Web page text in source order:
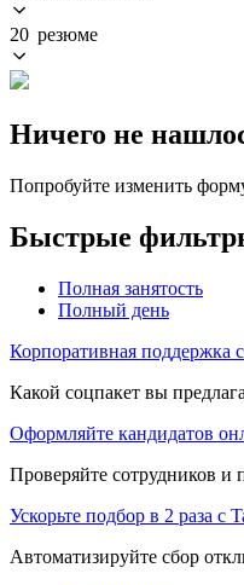
20 резюме
Ничего не
Попробуйте изменить
Быстрые
Полная занятость
Полный день
Корпоративная поддержка
Какой соцпакет вы
Оформляйте кандидатов
Проверяйте сотрудников и
Ускорьте подбор в 2 раза с
Автоматизируйте сбор